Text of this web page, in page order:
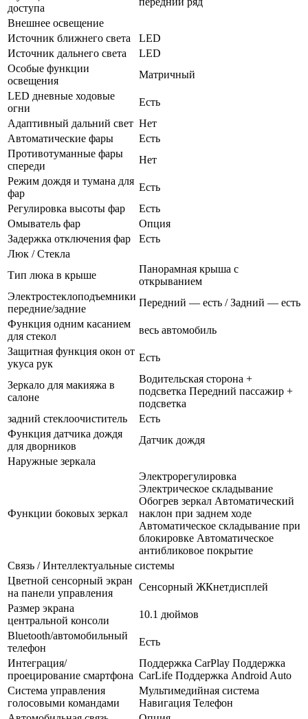
доступа
Внешнее освещение
Источник ближнего света
LED
Источник дальнего света
LED
Особые функции
освещения
Матричный
LED дневные ходовые
огни
Есть
Адаптивный дальний свет Нет
Автоматические фары
Есть
Противотуманные фары
спереди
Нет
Режим дождя и тумана для
фар
Есть
Регулировка высоты фар
Есть
Омыватель фар
Опция
Задержка отключения фар
Есть
Люк / Стекла
Тип люка в крыше
Панорамная крыша с
открыванием
Электростеклоподъемники
передние/задние
Передний — есть / Задний — есть
Функция одним касанием
для стекол
весь автомобиль
Защитная функция окон от
укуса рук
Есть
Зеркало для макияжа в
салоне
Водительская сторона +
подсветка Передний пассажир +
подсветка
задний стеклоочиститель
Есть
Функция датчика дождя
для дворников
Датчик дождя
Наружные зеркала
Функции боковых зеркал
Электрорегулировка
Электрическое складывание
Обогрев зеркал Автоматический
наклон при заднем ходе
Автоматическое складывание при
блокировке Автоматическое
антибликовое покрытие
Связь / Интеллектуальные системы
Цветной сенсорный экран
на панели управления
Сенсорный ЖКнетдисплей
Размер экрана
центральной консоли
10.1 дюймов
Bluetooth/автомобильный
телефон
Есть
Интеграция/
проецирование смартфона
Поддержка CarPlay Поддержка
CarLife Поддержка Android Auto
Система управления
голосовыми командами
Мультимедийная система
Навигация Телефон